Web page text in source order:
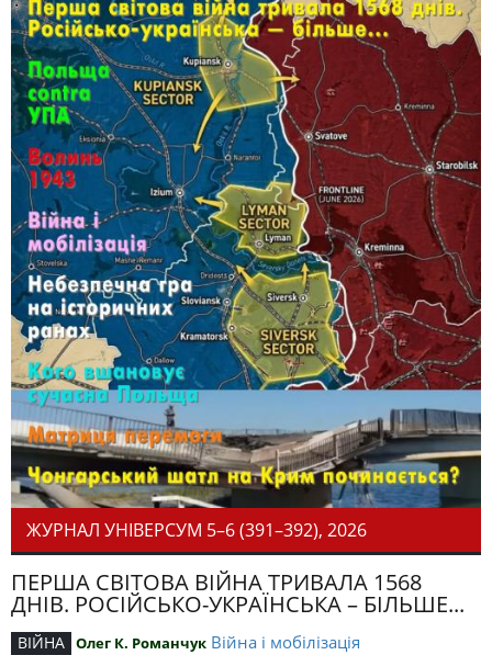
ЖУРНАЛ УНІВЕРСУМ 5–6 (391–392), 2026
ПЕРША СВІТОВА ВІЙНА ТРИВАЛА 1568
ДНІВ. РОСІЙСЬКО-УКРАЇНСЬКА – БІЛЬШЕ...
ВІЙНА Олег К. Романчук Війна і мобілізація